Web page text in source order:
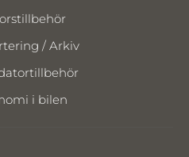
/ Arkiv
i bilen